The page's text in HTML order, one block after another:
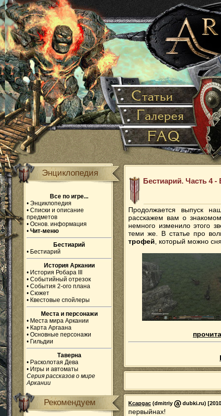
Энциклопедия
Все по игре...
• Энциклопедия
• Списки и описание
предметов
• Основ. информация
• Чит-меню
Бестиарий
• Бестиарий
История Аркании
• История Робара III
• Событийный отрезок
• События 2-ого плана
• Сюжет
• Квестовые спойлеры
Места и персонажи
• Места мира Аркании
• Карта Аргаана
• Основные персонажи
• Гильдии
Таверна
• Расколотая Дева
• Игры и автоматы
Серия рассказов о мире
Аркании
Рекомендуем
Бестиарий. Часть 4
Продолжается выпуск
расскажем вам о
немного изменило этого
теми же. В статье про
трофей , который можно
Kcapgac (dmitriy dubki.ru)
первыйнах!